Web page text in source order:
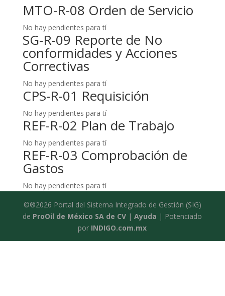
MTO-R-08 Orden de Servicio
No hay pendientes para tí
SG-R-09 Reporte de No
conformidades y Acciones
Correctivas
No hay pendientes para tí
CPS-R-01 Requisición
No hay pendientes para tí
REF-R-02 Plan de Trabajo
No hay pendientes para tí
REF-R-03 Comprobación de
Gastos
No hay pendientes para tí
©®2026 Portal del Sistema Integrado de Gestión (SIG)
de ProOil de México SA de CV |Ayuda | Potenciado
por INDIGO.com.mx